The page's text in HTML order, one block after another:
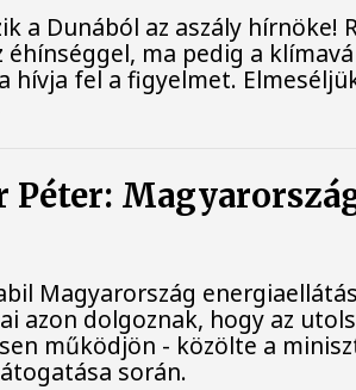
a Dunából az aszály hírnöke!
éhínséggel, ma pedig a
hívja fel a figyelmet.
Péter:
Magyarország
azon dolgoznak, hogy az
működjön - közölte a
során.